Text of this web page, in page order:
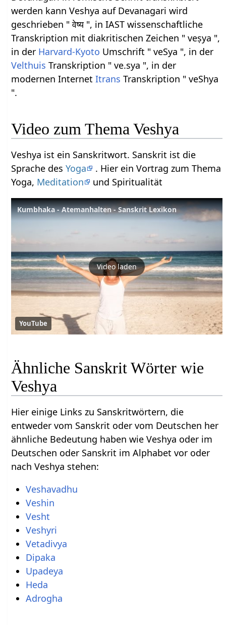
werden kann Veshya auf Devanagari wird
geschrieben " वेष्य ", in IAST wissenschaftliche
Transkription mit diakritischen Zeichen " veṣya ",
in der Harvard-Kyoto Umschrift " veSya ", in der
Velthuis Transkription " ve.sya ", in der
modernen InternetItrans Transkription " veShya
".
Video zum Thema Veshya
Veshya ist ein Sanskritwort. Sanskrit ist die
Sprache desYoga
. Hier ein Vortrag zum Thema
Yoga, Meditation und Spiritualität
Kumbhaka - Atemanhalten - Sanskrit Lexikon
Video laden
YouTube
Ähnliche Sanskrit Wörter wie
Veshya
Hier einige Links zu Sanskritwörtern, die
entweder vom Sanskrit oder vom Deutschen her
ähnliche Bedeutung haben wie Veshya oder im
Deutschen oder Sanskrit im Alphabet vor oder
nach Veshya stehen:
Veshavadhu
Veshin
Vesht
Veshyri
Vetadivya
Dipaka
Upadeya
Heda
Adrogha